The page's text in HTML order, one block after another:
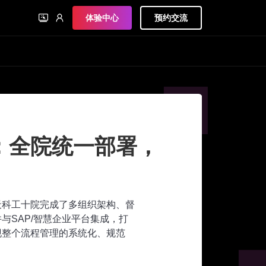
体验中心 预约交流
院统一部署，
工十院完成了多组织架构、督
SAP/智慧企业平台集成，打
个流程管理的系统化、规范